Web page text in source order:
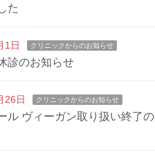
た
1日 クリニックからのお知らせ
診のお知らせ
26日 クリニックからのお知らせ
ル ヴィーガン取り扱い終了の